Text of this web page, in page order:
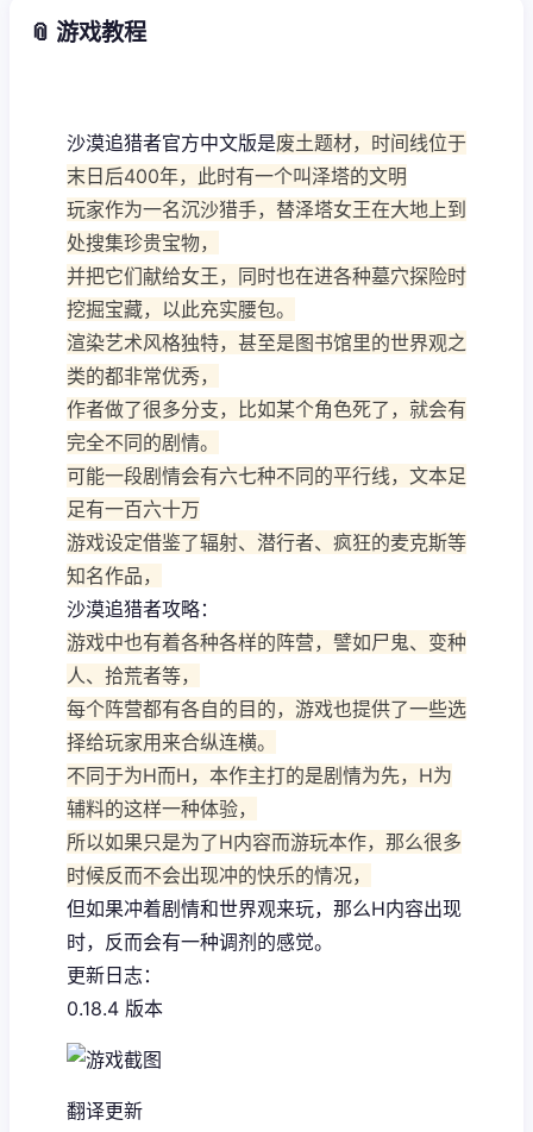
📎 游戏教程
沙漠追猎者官方中文版是废土题材，时间线位于
末日后400年，此时有一个叫泽塔的文明
玩家作为一名沉沙猎手，替泽塔女王在大地上到
处搜集珍贵宝物，
并把它们献给女王，同时也在进各种墓穴探险时
挖掘宝藏，以此充实腰包。
渲染艺术风格独特，甚至是图书馆里的世界观之
类的都非常优秀，
作者做了很多分支，比如某个角色死了，就会有
完全不同的剧情。
可能一段剧情会有六七种不同的平行线，文本足
足有一百六十万
游戏设定借鉴了辐射、潜行者、疯狂的麦克斯等
知名作品，
沙漠追猎者攻略：
游戏中也有着各种各样的阵营，譬如尸鬼、变种
人、拾荒者等，
每个阵营都有各自的目的，游戏也提供了一些选
择给玩家用来合纵连横。
不同于为H而H，本作主打的是剧情为先，H为
辅料的这样一种体验，
所以如果只是为了H内容而游玩本作，那么很多
时候反而不会出现冲的快乐的情况，
但如果冲着剧情和世界观来玩，那么H内容出现
时，反而会有一种调剂的感觉。
更新日志：
0.18.4 版本
翻译更新